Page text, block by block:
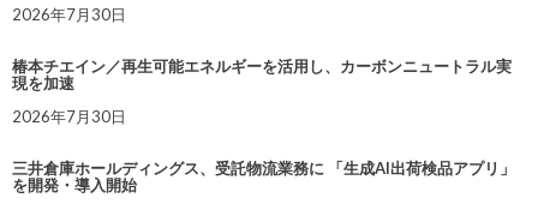
2026年7月30日
椿本チエイン／再生可能エネルギーを活用し、カーボンニュートラル実
現を加速
2026年7月30日
三井倉庫ホールディングス、受託物流業務に 「生成AI出荷検品アプリ」
を開発・導入開始